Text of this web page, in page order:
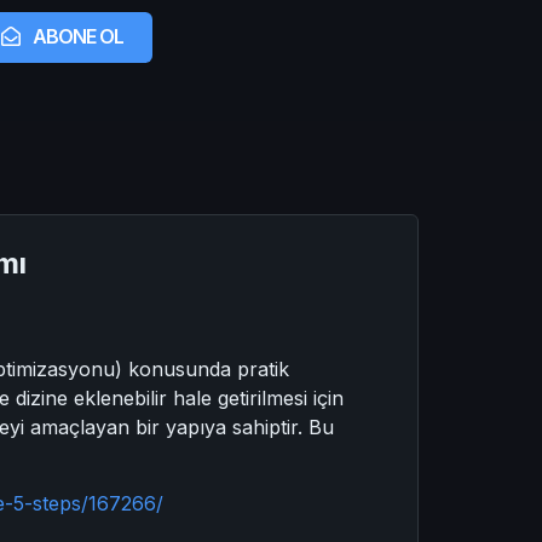
ABONE OL
konusunda pratik
dizine eklenebilir hale getirilmesi için
amaçlayan bir yapıya sahiptir. Bu
5-steps/167266/